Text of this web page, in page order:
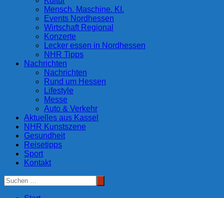
Mensch. Maschine. KI.
Events Nordhessen
Wirtschaft Regional
Konzerte
Lecker essen in Nordhessen
NHR Tipps
Nachrichten
Nachrichten
Rund um Hessen
Lifestyle
Messe
Auto & Verkehr
Aktuelles aus Kassel
NHR Kunstszene
Gesundheit
Reisetipps
Sport
Kontakt